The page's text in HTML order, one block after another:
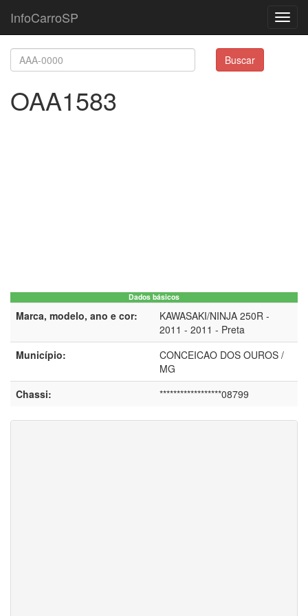
InfoCarroSP
Buscar
OAA1583
Dados básicos
Marca, modelo, ano e cor:
KAWASAKI/NINJA 250R -
2011 - 2011 - Preta
Município:
CONCEICAO DOS OUROS /
MG
Chassi:
******************08799